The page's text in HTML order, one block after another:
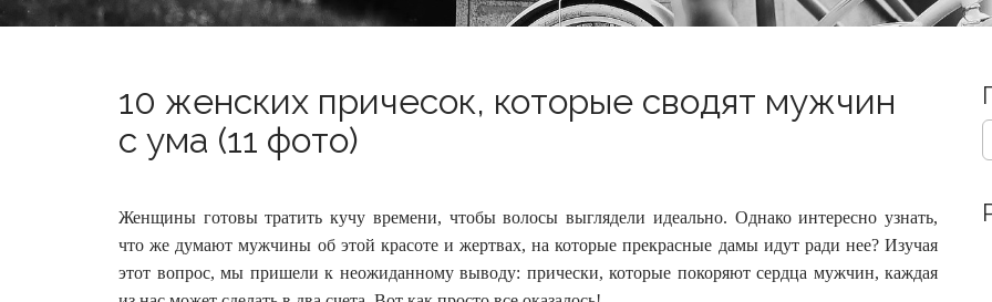
10 женских причесок, которые сводят мужчин
с ума (11 фото)
Женщины готовы тратить кучу времени, чтобы волосы выглядели идеально. Однако интересно узнать,
что же думают мужчины об этой красоте и жертвах, на которые прекрасные дамы идут ради нее? Изучая
этот вопрос, мы пришели к неожиданному выводу: прически, которые покоряют сердца мужчин, каждая
S
e
c